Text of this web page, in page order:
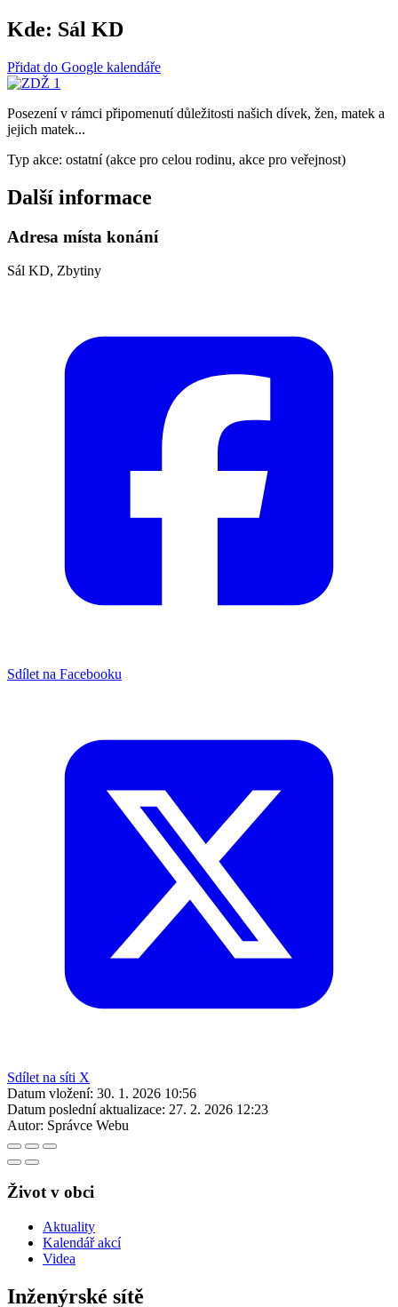
Kde: Sál KD
Přidat do Google kalendáře
Posezení v rámci připomenutí důležitosti našich dívek, žen, matek a
jejich matek...
Typ akce: ostatní (akce pro celou rodinu, akce pro veřejnost)
Další informace
Adresa místa konání
Sál KD, Zbytiny
Sdílet na Facebooku
Sdílet na síti X
Datum vložení: 30. 1. 2026 10:56
Datum poslední aktualizace: 27. 2. 2026 12:23
Autor: Správce Webu
Život v obci
Aktuality
Kalendář akcí
Videa
Inženýrské sítě